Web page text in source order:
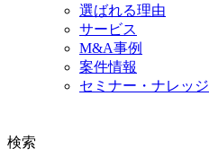
選ばれる理由
サービス
M&A事例
案件情報
セミナー・ナレッジ
検索